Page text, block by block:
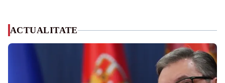
ACTUALITATE